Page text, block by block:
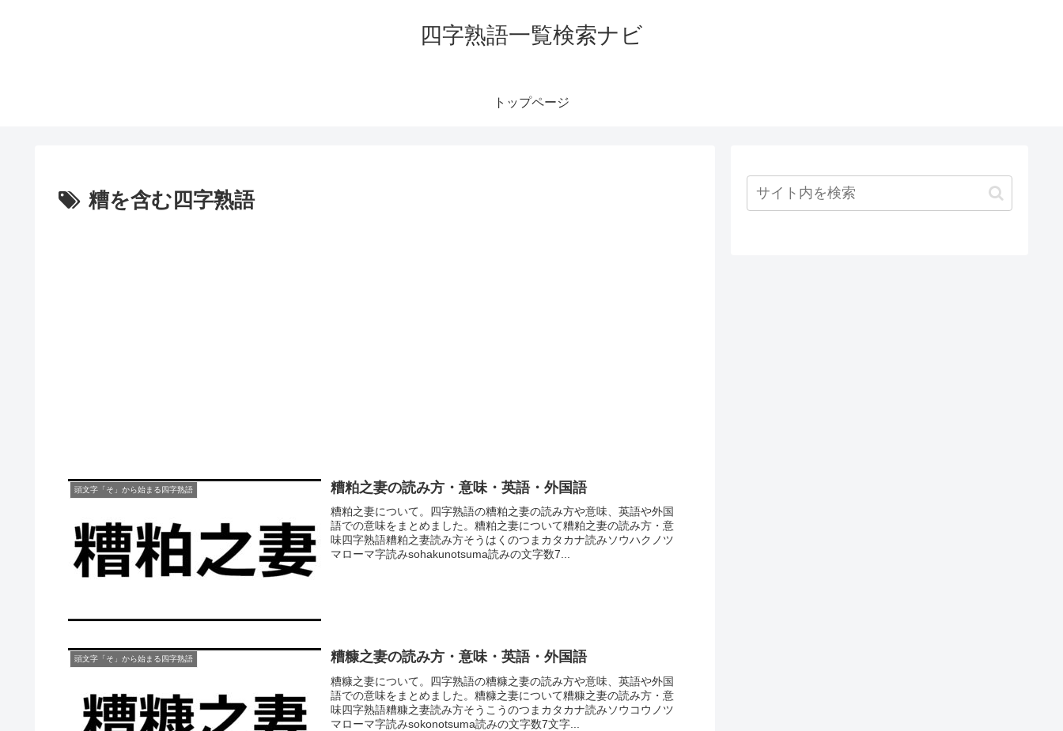
四字熟語一覧検索ナビ
トップページ
糟を含む四字熟語
頭文字「そ」から始まる四字熟語 糟粕之妻の読み方・意味・英語・外国語
糟粕之妻について。四字熟語の糟粕之妻の読み方や意味、英語や外国
語での意味をまとめました。糟粕之妻について糟粕之妻の読み方・意
味四字熟語糟粕之妻読み方そうはくのつまカタカナ読みソウハクノツ
マローマ字読みsohakunotsuma読みの文字数7...
頭文字「そ」から始まる四字熟語 糟糠之妻の読み方・意味・英語・外国語
糟糠之妻について。四字熟語の糟糠之妻の読み方や意味、英語や外国
語での意味をまとめました。糟糠之妻について糟糠之妻の読み方・意
味四字熟語糟糠之妻読み方そうこうのつまカタカナ読みソウコウノツ
マローマ字読みsokonotsuma読みの文字数7文字...